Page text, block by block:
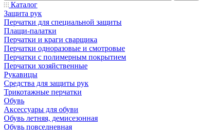
Каталог
Защита рук
Перчатки для специальной защиты
Плащи-палатки
Перчатки и краги сварщика
Перчатки одноразовые и смотровые
Перчатки с полимерным покрытием
Перчатки хозяйственные
Рукавицы
Средства для защиты рук
Трикотажные перчатки
Обувь
Аксессуары для обуви
Обувь летняя, демисезонная
Обувь повседневная